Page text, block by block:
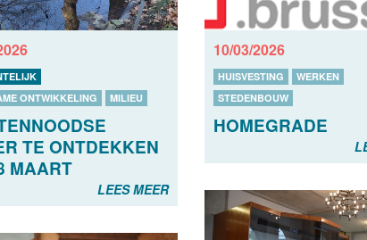
ONTWIKKELING
MILIEU
TE ONTDEKKEN
MAART
LEES MEER
10/03/2026
HUISVESTING
WERKEN
STEDENBOUW
HOMEGRADE